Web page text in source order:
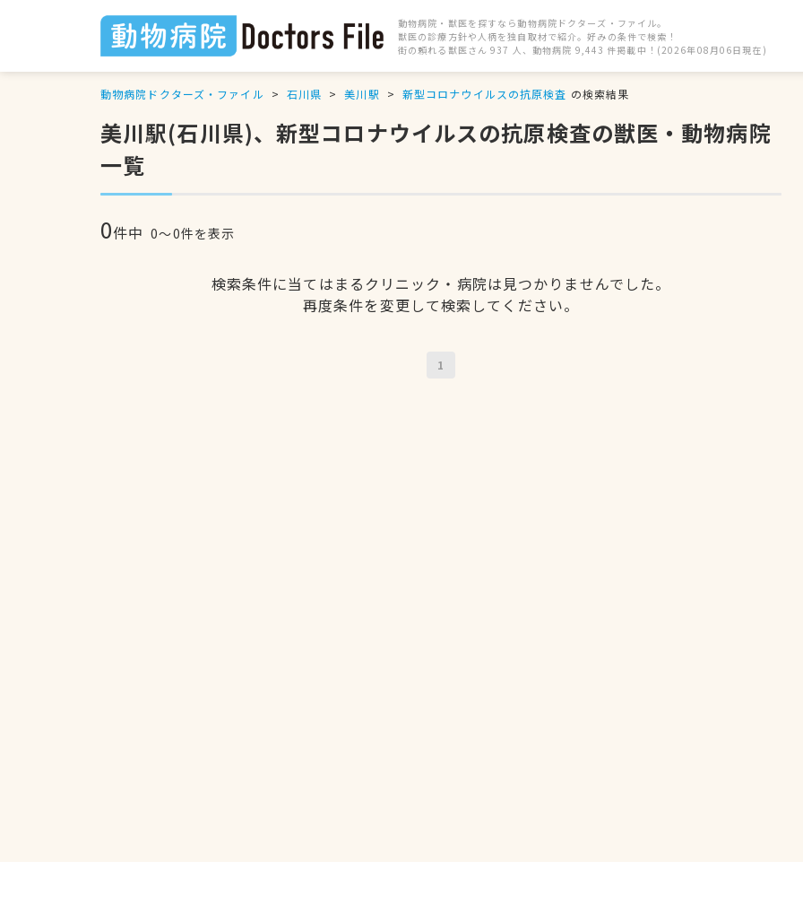
動物病院・獣医を探すなら動物病院ドクターズ・ファイル。
獣医の診療方針や人柄を独自取材で紹介。好みの条件で検索！
街の頼れる獣医さん 937 人、動物病院 9,443 件掲載中！(2026年08月06日現在)
動物病院ドクターズ・ファイル 石川県 美川駅 新型コロナウイルスの抗原検査 の検索結果
美川駅(石川県)、新型コロナウイルスの抗原検査の獣医・動物病院
一覧
0件中 0〜0件を表示
検索条件に当てはまるクリニック・病院は見つかりませんでした。
再度条件を変更して検索してください。
1